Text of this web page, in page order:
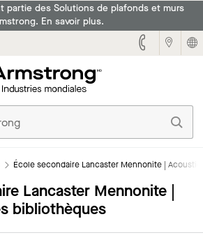
partie des Solutions de plafonds et murs
En savoir plus.
École secondaire Lancaster Mennonite |
Lancaster Mennonite |
bibliothèques